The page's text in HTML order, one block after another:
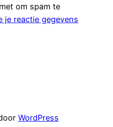
om spam te
je reactie gegevens
WordPress